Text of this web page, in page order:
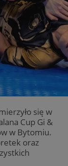
się w
Cup Gi &
w Bytomiu.
oraz